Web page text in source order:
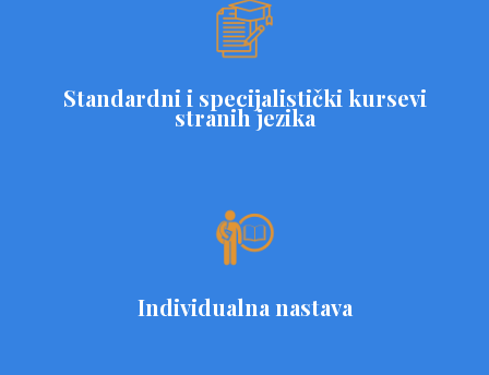
Standardni i specijalistički kursevi
stranih jezika
Individualna nastava